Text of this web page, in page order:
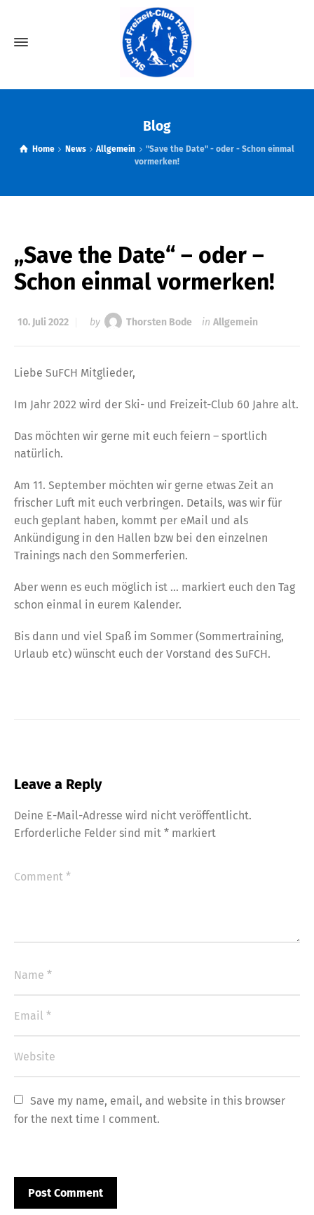
Blog
Home News Allgemein
"Save the Date" - oder - Schon einmal
vormerken!
„Save the Date“ – oder –
Schon einmal vormerken!
10. Juli 2022 by Thorsten Bode in Allgemein
Liebe SuFCH Mitglieder,
Im Jahr 2022 wird der Ski- und Freizeit-Club 60 Jahre alt.
Das möchten wir gerne mit euch feiern – sportlich
natürlich.
Am 11. September möchten wir gerne etwas Zeit an
frischer Luft mit euch verbringen. Details, was wir für
euch geplant haben, kommt per eMail und als
Ankündigung in den Hallen bzw bei den einzelnen
Trainings nach den Sommerferien.
Aber wenn es euch möglich ist … markiert euch den Tag
schon einmal in eurem Kalender.
Bis dann und viel Spaß im Sommer (Sommertraining,
Urlaub etc) wünscht euch der Vorstand des SuFCH.
Leave a Reply
Deine E-Mail-Adresse wird nicht veröffentlicht.
Erforderliche Felder sind mit * markiert
Save my name, email, and website in this browser
for the next time I comment.